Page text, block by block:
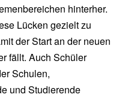
hinterher.
Lücken gezielt zu
der Start an der neuen
fällt. Auch Schüler
Schulen,
und Studierende